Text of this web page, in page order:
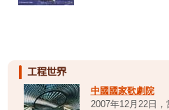
中國國家歌劇院
2007年12月22日